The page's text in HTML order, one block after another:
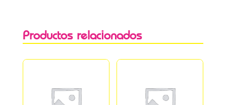
Productos relacionados